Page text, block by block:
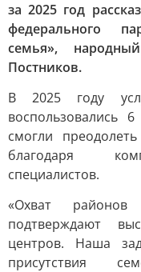
за 2025 год
федерального
семья»,
Постников.
В 2025 году
воспользовались
смогли
благодаря
специалистов.
«Охват
подтверждают
центров. Наша
присутствия